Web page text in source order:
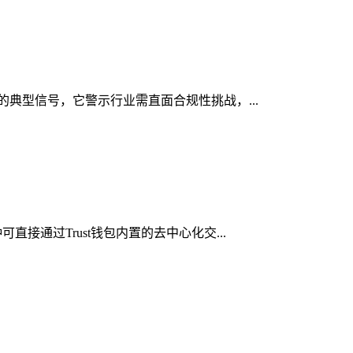
典型信号，它警示行业需直面合规性挑战，...
直接通过Trust钱包内置的去中心化交...